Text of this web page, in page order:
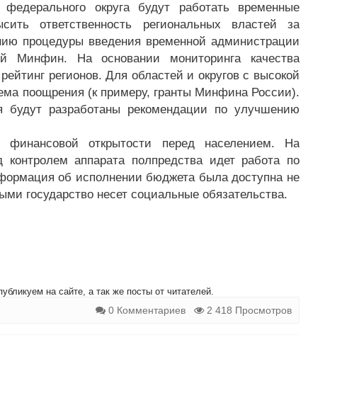
округа будут работать временные
ответственность региональных властей за
процедуры введения временной администрации
Минфин. На основании мониторинга качества
регионов. Для областей и округов с высокой
поощрения (к примеру, гранты Минфина России).
будут разработаны рекомендации по улучшению
открытости перед населением. На
аппарата полпредства идет работа по
об исполнении бюджета была доступна не
государство несет социальные обязательства.
на сайте, а так же посты от читателей.
0 Комментариев 2 418 Просмотров